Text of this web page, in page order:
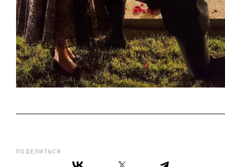
ПОДЕЛИТЬСЯ